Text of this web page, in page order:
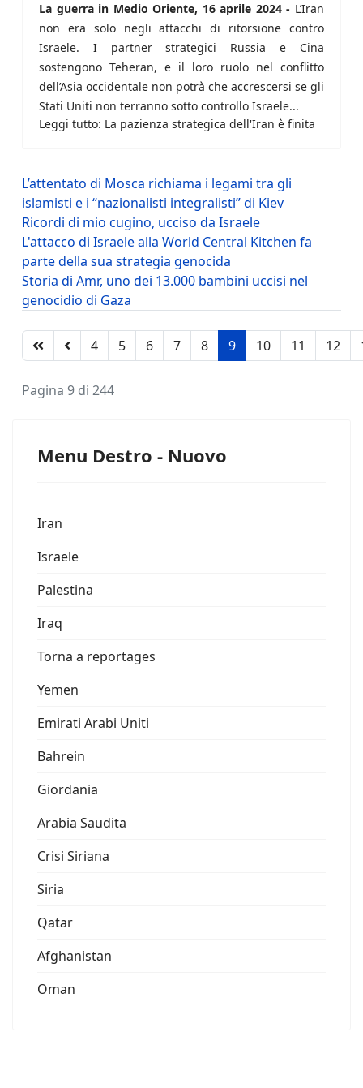
La guerra in Medio Oriente, 16 aprile 2024 - L’Iran
non era solo negli attacchi di ritorsione contro
Israele. I partner strategici Russia e Cina
sostengono Teheran, e il loro ruolo nel conflitto
dell’Asia occidentale non potrà che accrescersi se gli
Stati Uniti non terranno sotto controllo Israele...
Leggi tutto: La pazienza strategica dell'Iran è finita
L’attentato di Mosca richiama i legami tra gli
islamisti e i “nazionalisti integralisti” di Kiev
Ricordi di mio cugino, ucciso da Israele
L'attacco di Israele alla World Central Kitchen fa
parte della sua strategia genocida
Storia di Amr, uno dei 13.000 bambini uccisi nel
genocidio di Gaza
4 5 6 7 8 9 10 11 12
Pagina 9 di 244
Menu Destro - Nuovo
Iran
Israele
Palestina
Iraq
Torna a reportages
Yemen
Emirati Arabi Uniti
Bahrein
Giordania
Arabia Saudita
Crisi Siriana
Siria
Qatar
Afghanistan
Oman